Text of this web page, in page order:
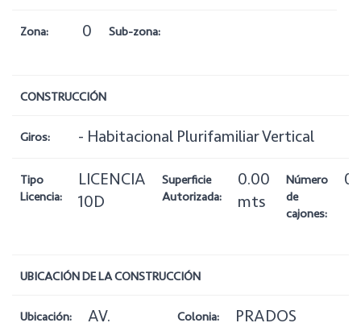
Zona: 0 Sub-zona:
CONSTRUCCIÓN
Giros: - Habitacional Plurifamiliar Vertical
Tipo
Licencia:
LICENCIA
10D
Superficie
Autorizada:
0.00
mts
Número
de
cajones:
0
UBICACIÓN DE LA CONSTRUCCIÓN
Ubicación:
AV.
Colonia:
PRADOS